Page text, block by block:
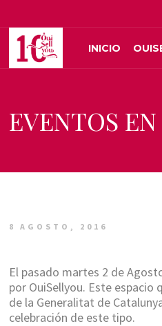
INICIO
EVENTOS
8 AGOSTO, 2016
El pasado martes 2 de
por OuiSellyou. Este espacio
de la Generalitat de
celebración de este tipo.